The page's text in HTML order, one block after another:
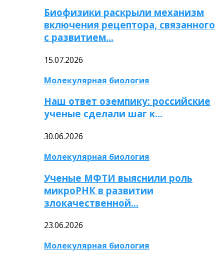
Биофизики раскрыли механизм
включения рецептора, связанного
с развитием…
15.07.2026
Молекулярная биология
Наш ответ оземпику: российские
ученые сделали шаг к…
30.06.2026
Молекулярная биология
Ученые МФТИ выяснили роль
микроРНК в развитии
злокачественной…
23.06.2026
Молекулярная биология